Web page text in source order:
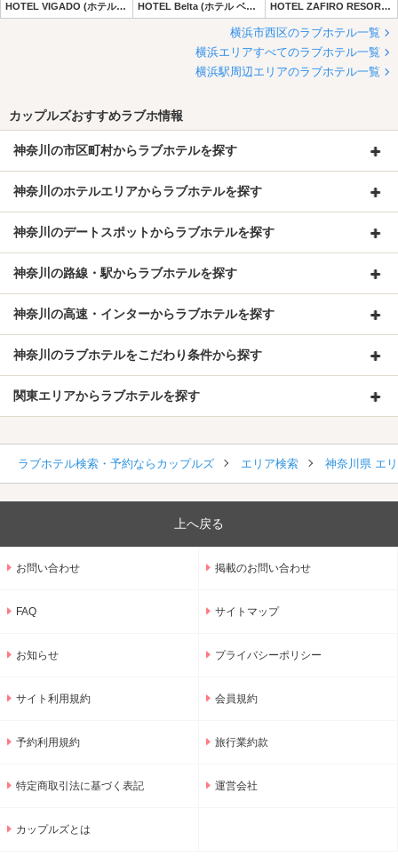
HOTEL VIGADO (ホテル ビガド) HOTEL Belta (ホテル ベルタ) HOTEL ZAFIRO RESORT（サフィロリゾート）
横浜市西区のラブホテル一覧
横浜エリアすべてのラブホテル一覧
横浜駅周辺エリアのラブホテル一覧
カップルズおすすめラブホ情報
神奈川の市区町村からラブホテルを探す
神奈川のホテルエリアからラブホテルを探す
神奈川のデートスポットからラブホテルを探す
神奈川の路線・駅からラブホテルを探す
神奈川の高速・インターからラブホテルを探す
神奈川のラブホテルをこだわり条件から探す
関東エリアからラブホテルを探す
ラブホテル検索・予約ならカップルズ エリア検索 神奈川県 エ
上へ戻る
お問い合わせ 掲載のお問い合わせ
FAQ サイトマップ
お知らせ プライバシーポリシー
サイト利用規約 会員規約
予約利用規約 旅行業約款
特定商取引法に基づく表記 運営会社
カップルズとは